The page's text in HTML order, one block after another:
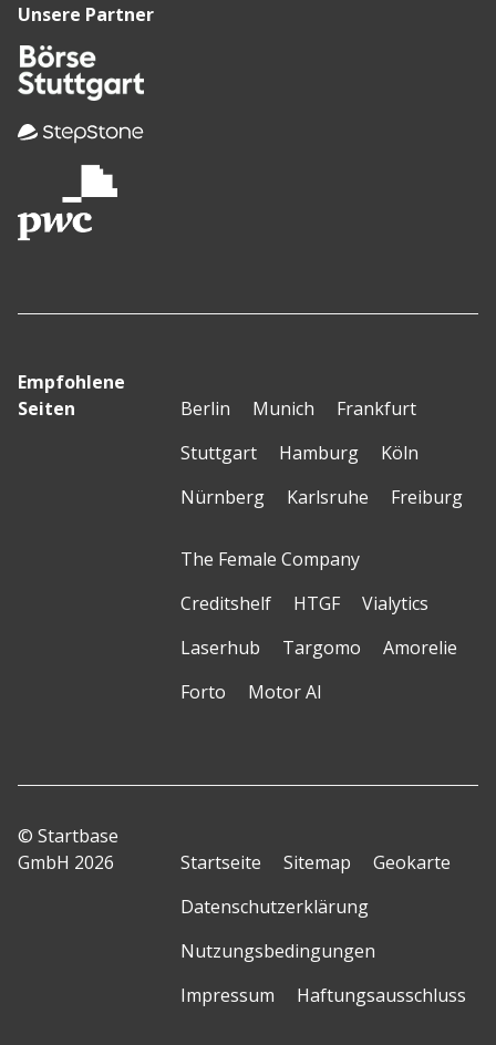
Unsere Partner
Empfohlene
Seiten
Berlin Munich
Frankfurt
Stuttgart
Hamburg
Köln
Nürnberg
Karlsruhe Freiburg
The Female Company
Creditshelf
HTGF
Vialytics
Laserhub
Targomo
Amorelie
Forto
Motor AI
© Startbase
GmbH 2026
Startseite Sitemap
Geokarte
Datenschutzerklärung
Nutzungsbedingungen
Impressum
Haftungsausschluss